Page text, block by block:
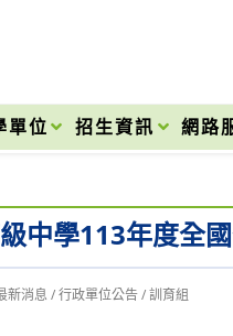
單位 招生資訊 網路
中學113年度全
新消息 / 行政單位公告 / 訓育組